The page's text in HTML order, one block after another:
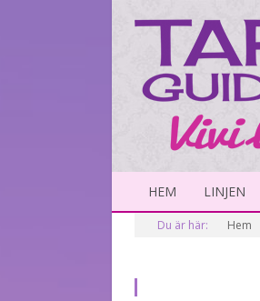
HEM LINJEN
Du är här: Hem